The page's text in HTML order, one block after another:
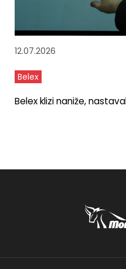
12.07.2026
Belex
Belex klizi naniže,